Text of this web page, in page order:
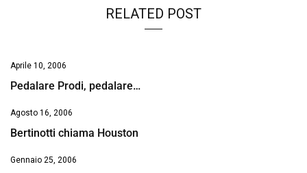
RELATED POST
Aprile 10, 2006
Pedalare Prodi, pedalare…
Agosto 16, 2006
Bertinotti chiama Houston
Gennaio 25, 2006